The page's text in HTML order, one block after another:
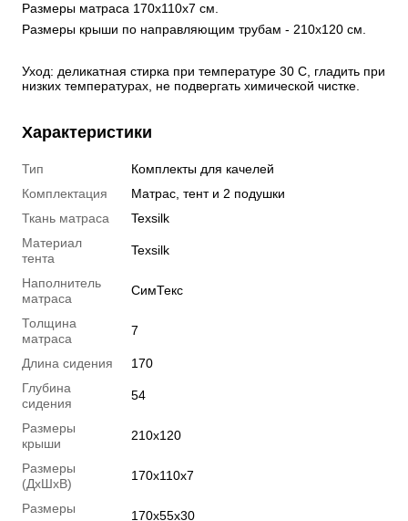
Размеры матраса 170х110х7 см.
Размеры крыши по направляющим трубам - 210x120 см.
Уход: деликатная стирка при температуре 30 С, гладить при
низких температурах, не подвергать химической чистке.
Характеристики
Тип
Комплекты для качелей
Комплектация
Матрас, тент и 2 подушки
Ткань матраса
Texsilk
Материал
тента
Texsilk
Наполнитель
матраса
СимТекс
Толщина
матраса
7
Длина сидения
170
Глубина
сидения
54
Размеры
крыши
210х120
Размеры
(ДхШхВ)
170х110х7
Размеры
170х55х30